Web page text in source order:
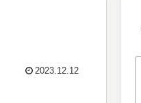
2023.12.12